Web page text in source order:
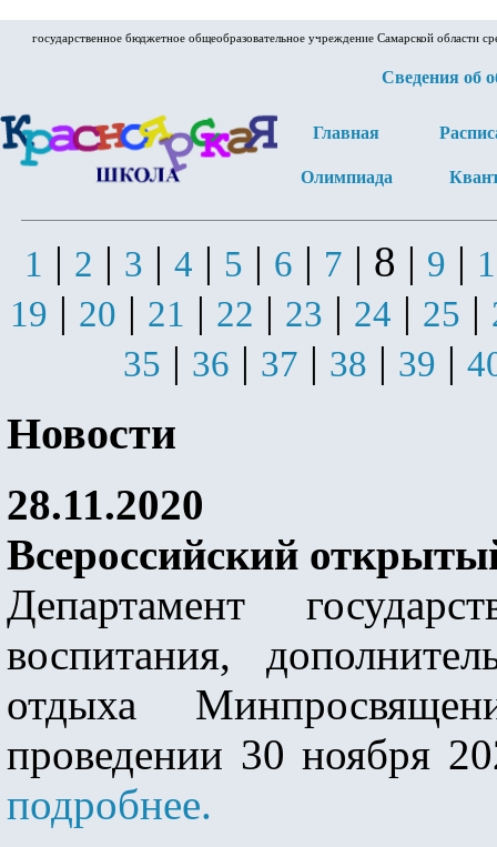
государственное бюджетное общеобразовательное учреждение Самарской области
Сведения об
Главная
Олимпиада
1 | 2 | 3 |4 | 5 | 6 | 7 | 8 | 9 |
19 | 20 | 21 | 22 | 23 | 24 | 25 |
35 | 36 | 37 | 38 | 39 |
Новости
28.11.2020
Всероссийский
Департамент
воспитания,
отдыха
проведении 30 ноября
подробнее.